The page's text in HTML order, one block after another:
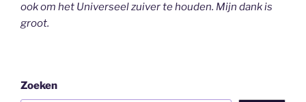
ook om het Universeel zuiver te houden. Mijn dank is
groot.
Zoeken